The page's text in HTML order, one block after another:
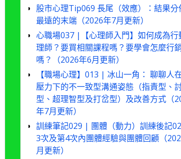
股市心理Tip069 長尾（效應）：結果分
最遠的末端（2026年7月更新）
心職場037 |【心理師入門】如何成為行
理師？要買相關課程嗎？要學會怎麼行
嗎？（2026年6月更新）
【職場心理】013 | 冰山一角： 聊聊人
壓力下的不一致型溝通姿態（指責型、
型、超理智型及打岔型）及改善方式（
年7月更新）
訓練筆記029 | 團體（動力）訓練後記
3次及第4次內團體經驗與團體回顧（
月更新）